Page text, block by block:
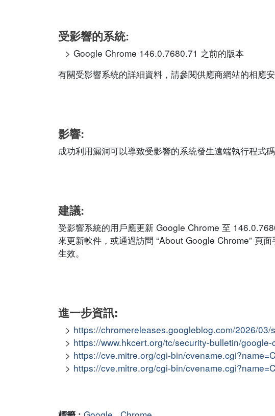
受影響的系統:
Google Chrome 146.0.7680.71 之前的版本
有關受影響系統的詳細資料，請參閱供應商網站的相應安
影響:
成功利用漏洞可以導致受影響的系統發生遠端執行程式
建議:
受影響系統的用戶應更新 Google Chrome 至
來更新軟件，或通過訪問 “About Google Chrome” 頁
生效。
進一步資訊:
https://chromereleases.googleblog.com/2026/
https://www.hkcert.org/tc/security-bulletin/
https://cve.mitre.org/cgi-bin/
https://cve.mitre.org/cgi-bin/